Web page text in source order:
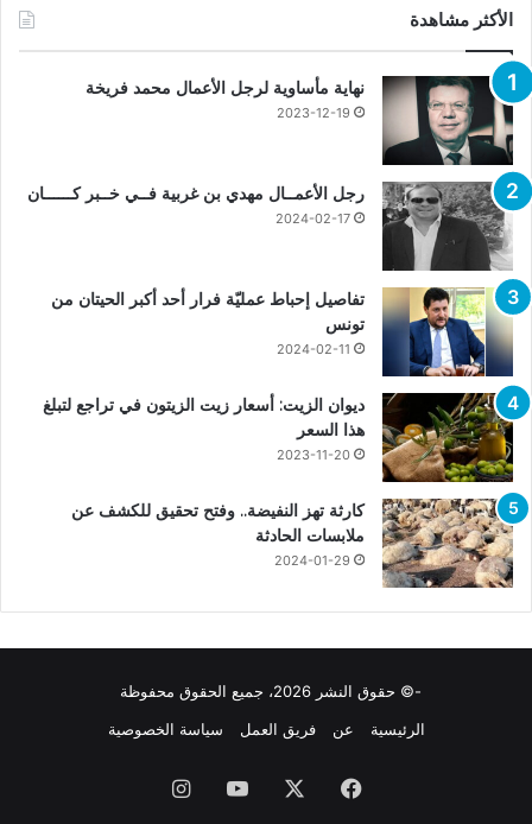
الأكثر مشاهدة
نهاية مأساوية لرجل الأعمال محمد فريخة
2023-12-19
رجل الأعمــال مهدي بن غربية فــي خــبر كــــــان
2024-02-17
تفاصيل إحباط عمليّة فرار أحد أكبر الحيتان من
تونس
2024-02-11
ديوان الزيت: أسعار زيت الزيتون في تراجع لتبلغ
هذا السعر
2023-11-20
كارثة تهز النفيضة.. وفتح تحقيق للكشف عن
ملابسات الحادثة
2024-01-29
-© حقوق النشر 2026، جميع الحقوق محفوظة
الرئيسية
عن فريق العمل سياسة الخصوصية
فيسبوك يوتيوبانستقرام